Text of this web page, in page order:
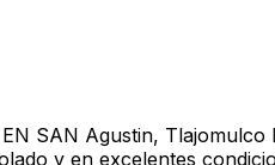
SAN Agustin,
y en excelentes